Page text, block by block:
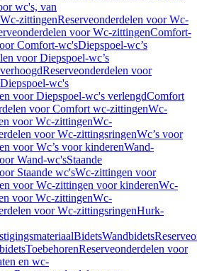
wc's, van
Wc-zittingenReserveonderdelen voor Wc-
voor Wc-zittingenComfort-
Comfort-wc'sDiepspoel-wc’s
voor Diepspoel-wc’s
Reserveonderdelen voor
Diepspoel-wc's
voor Diepspoel-wc's verlengdComfort
voor Comfort wc-zittingenWc-
voor Wc-zittingenWc-
voor Wc-zittingsringenWc’s voor
voor Wc’s voor kinderenWand-
Wand-wc'sStaande
Staande wc'sWc-zittingen voor
voor Wc-zittingen voor kinderenWc-
voor Wc-zittingenWc-
voor Wc-zittingsringenHurk-
BidetsWandbidets
ToebehorenReserveonderdelen voor
en wc-